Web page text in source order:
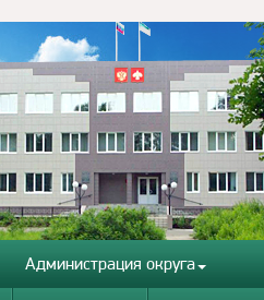
Администрация округа